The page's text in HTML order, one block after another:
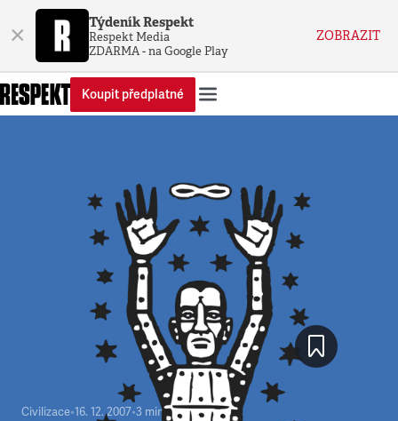
× Týdeník Respekt
Respekt Media
ZDARMA - na Google Play
ZOBRAZIT
Koupit předplatné
Civilizace•16. 12. 2007•3 minuty